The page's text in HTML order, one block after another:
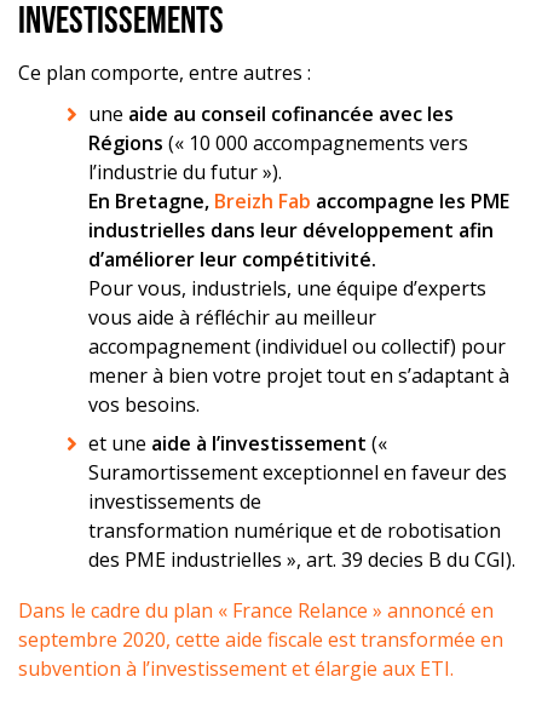
investissements
Ce plan comporte, entre autres :
une aide au conseil cofinancée avec les
Régions (« 10 000 accompagnements vers
l’industrie du futur »).
En Bretagne, Breizh Fab accompagne les PME
industrielles dans leur développement afin
d’améliorer leur compétitivité.
Pour vous, industriels, une équipe d’experts
vous aide à réfléchir au meilleur
accompagnement (individuel ou collectif) pour
mener à bien votre projet tout en s’adaptant à
vos besoins.
et une aide à l’investissement («
Suramortissement exceptionnel en faveur des
investissements de
transformation numérique et de robotisation
des PME industrielles », art. 39 decies B du CGI).
Dans le cadre du plan « France Relance » annoncé en
septembre 2020, cette aide fiscale est transformée en
subvention à l’investissement et élargie aux ETI.